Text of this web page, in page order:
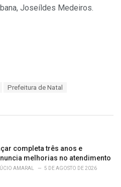
Joseíldes Medeiros.
Prefeitura de Natal
completa três anos e
melhorias no atendimento
AMARAL 5 DE AGOSTO DE 2026